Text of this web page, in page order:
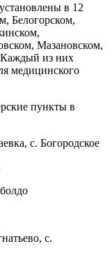
в 12
Белогорском,
Мазановском,
Каждый из них
медицинского
пункты в
с. Богородское
с.